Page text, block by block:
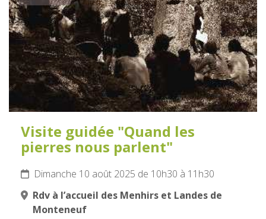
Visite guidée "Quand les
pierres nous parlent"
Dimanche 10 août 2025 de 10h30 à 11h30
Rdv à l’accueil des Menhirs et Landes de
Monteneuf